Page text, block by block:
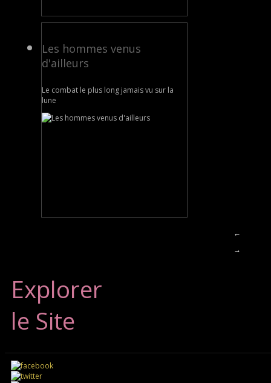
Les hommes venus
d'ailleurs
Le combat le plus long jamais vu sur la
lune
←
→
Explorer
le Site